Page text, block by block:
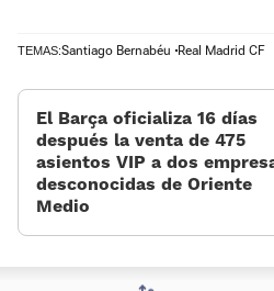
TEMAS:Santiago Bernabéu Real Madrid CF
El Barça oficializa 16 días
después la venta de 475
asientos VIP a dos
desconocidas de Oriente
Medio